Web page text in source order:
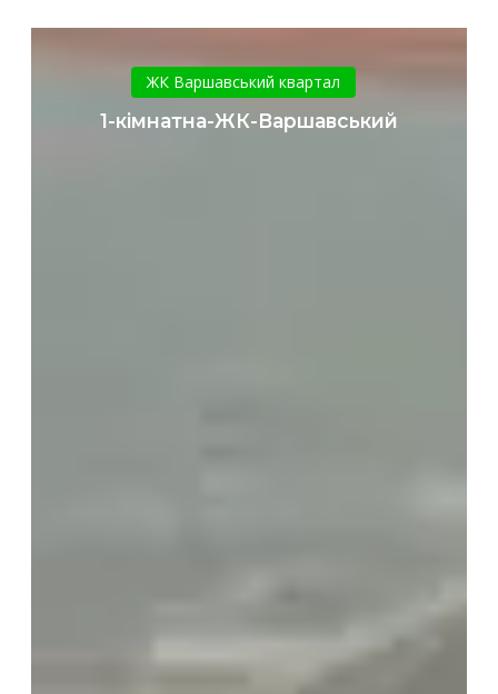
кімнатна-
ЖК-
Варшавський
ЖК Варшавський квартал
1-кімнатна-ЖК-Варшавський